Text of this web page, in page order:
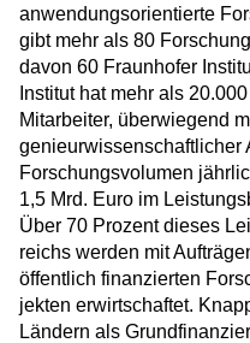
anwendungsorientierte
gibt mehr als 80
davon 60 Fraunhofer
Institut hat mehr als
Mitarbeiter, überwiegend
genieurwissenschaftlicher
Forschungsvolumen
1,5 Mrd. Euro im
Über 70 Prozent dieses
reichs werden mit
öffentlich finanzierten
jekten erwirtschaftet.
Ländern als